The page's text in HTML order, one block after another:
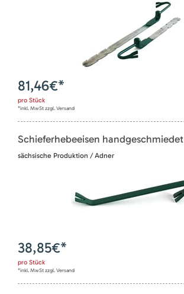
81,46€*
pro Stück
*inkl. MwSt zzgl. Versand
Schieferhebeeisen handgeschmiedet
sächsische Produktion / Adner
38,85€*
pro Stück
*inkl. MwSt zzgl. Versand